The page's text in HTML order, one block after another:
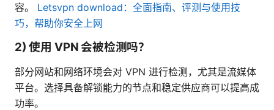
容。 Letsvpn download：全面指南、评测与使用技
巧，帮助你安全上网
2) 使用 VPN 会被检测吗？
部分网站和网络环境会对 VPN 进行检测，尤其是流媒体
平台。选择具备解锁能力的节点和稳定供应商可以提高成
功率。